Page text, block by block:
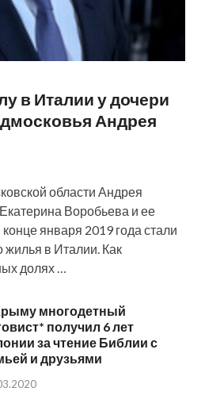
в Италии у дочери
Андрея
области Андрея
Воробьева и ее
января 2019 года стали
жилья в Италии. Как
долях …
многодетный
получил 6 лет
за чтение Библии с
и друзьями